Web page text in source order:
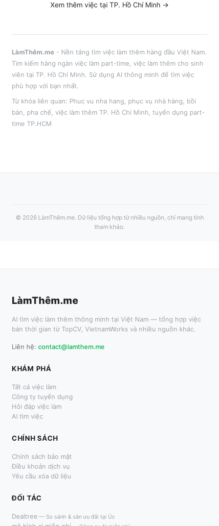
Xem thêm việc tại TP. Hồ Chí Minh →
LàmThêm.me - Nền tảng tìm việc làm thêm hàng đầu Việt Nam.
Tìm kiếm hàng ngàn việc làm part-time, việc làm thêm cho sinh
viên tại TP. Hồ Chí Minh. Sử dụng AI thông minh để tìm việc
phù hợp với bạn nhất.
Từ khóa liên quan: Phuc vu nha hang
phục vụ nhà hàng, bồi
bàn, pha chế , việc làm thêm TP. Hồ Chí Minh , tuyển dụng part-
time TP.HCM
© 2026 LàmThêm.me. Dữ liệu tổng hợp từ nhiều nguồn, chỉ mang tính
tham khảo.
LàmThêm.me
AI tìm việc làm thêm thông minh tại Việt Nam — tổng hợp việc
bán thời gian từ TopCV, VietnamWorks và nhiều nguồn khác.
Liên hệ: contact@lamthem.me
KHÁM PHÁ
Tất cả việc làm
Công ty tuyển dụng
Hỏi đáp việc làm
AI tìm việc
CHÍNH SÁCH
Chính sách bảo mật
Điều khoản dịch vụ
Yêu cầu xóa dữ liệu
ĐỐI TÁC
Dealtree — So sánh & săn ưu đãi tại Úc